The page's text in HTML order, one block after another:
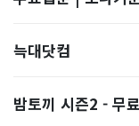
늑대닷컴
밤토끼 시즌2 - 무